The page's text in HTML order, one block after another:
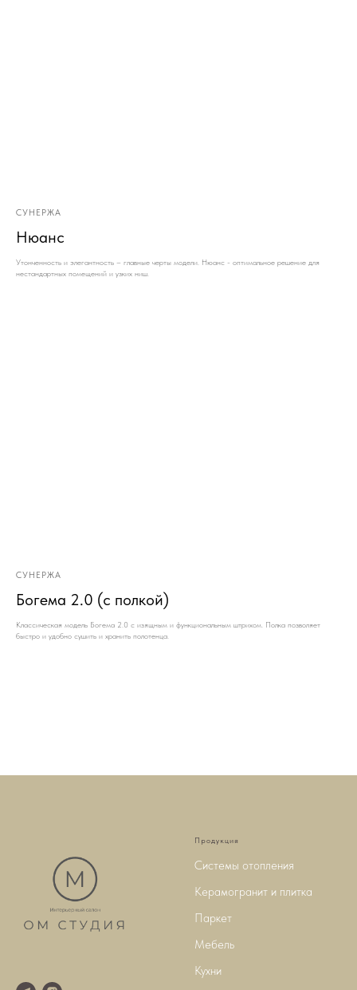
СУНЕРЖА
Нюанс
Утонченность и элегантность – главные черты модели. Нюанс - оптимальное решение для
нестандартных помещений и узких ниш.
СУНЕРЖА
Богема 2.0 (с полкой)
Классическая модель Богема 2.0 с изящным и функциональным штрихом. Полка позволяет
быстро и удобно сушить и хранить полотенца.
Продукция
Системы отопления
Керамогранит и плитка
Паркет
Мебель
Кухни